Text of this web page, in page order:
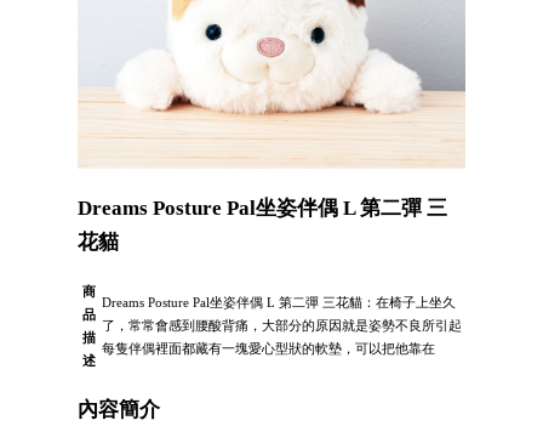
Dreams Posture Pal坐姿伴偶 L 第二彈 三
花貓
商
品
描
述
Dreams Posture Pal坐姿伴偶 L 第二彈 三花貓：在椅子上坐久
了，常常會感到腰酸背痛，大部分的原因就是姿勢不良所引起
每隻伴偶裡面都藏有一塊愛心型狀的軟墊，可以把他靠在
內容簡介